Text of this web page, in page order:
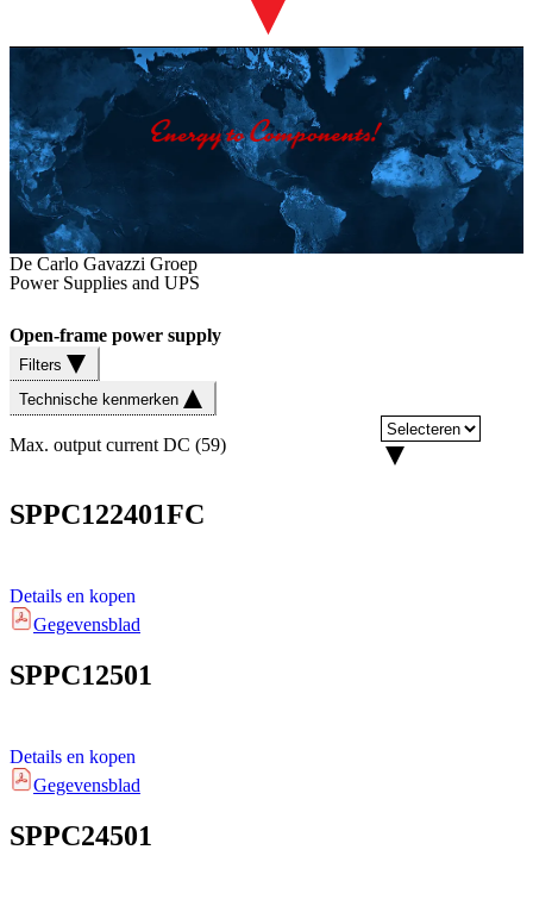
De Carlo Gavazzi Groep
Power Supplies and UPS
Open-frame power supply
Filters
Technische kenmerken
Max. output current DC (59)
SPPC122401FC
Details en kopen
Gegevensblad
SPPC12501
Details en kopen
Gegevensblad
SPPC24501